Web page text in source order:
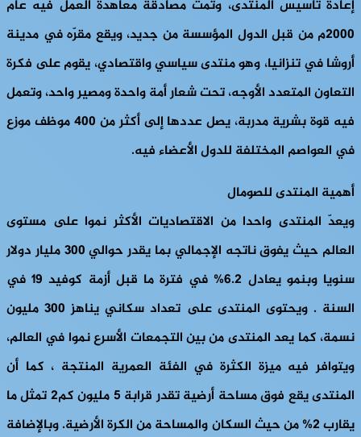
إعادة تأسيس المنتدى، وتمت مصادقة معاهدة العمل فيه عام
2000م من قبل الدول المؤسسة من جديد، ويقع مقرّه في مدينة
أروشا في تنزانيا، وهو منتدى سياسي واقتصادي، يقوم على فكرة
التعاون المتعدد الأوجه، تحت شعار أمة واحدة ومصير واحد، وتعمل
فيه قوة بشرية مدربة، يصل عددها إلى أكثر من 400 موظف موزع
في العواصم المختلفة للدول الأعضاء فيه.
أهمية المنتدى للصومال
ويعدّ المنتدى واحدا من الاقتصاديات الأكثر نموا على مستوى
العالم حيث يفوق ناتجه الإجمالي بما يقدر حوالي 300 مليار دولار
سنويا وبنمو يعادل 6.2% في فترة ما قبل أزمة كوفيد 19 في
السنة . ويحتوى المنتدى على تعداد سكاني يناهز 300 مليون
نسمة، كما يعد المنتدى من بين التجمعات الأسرع نموا في العالم،
ويتوافر فيه ميزة الكثرة في الفئة العمرية المنتجة ، كما أن
المنتدى يقع فوق مساحة أرضية تقدر قرابة 5 مليون كم2 تمثل ما
يقارب 2% من حيث السكان والمساحة من الكرة الأرضية. وبالإضافة